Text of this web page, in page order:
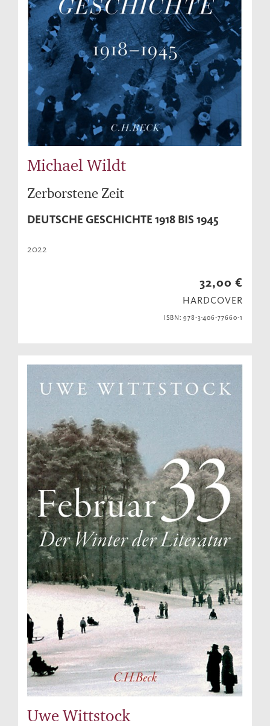
Michael Wildt
Zerborstene Zeit
DEUTSCHE GESCHICHTE 1918 BIS 1945
2022
32,00 €
HARDCOVER
ISBN: 978-3-406-77660-1
Uwe Wittstock